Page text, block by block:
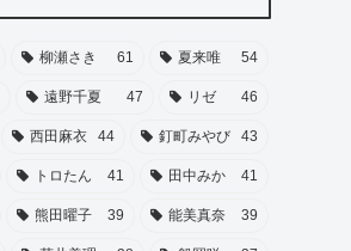
柳瀬さき 61 夏来唯 54
遠野千夏 47 リゼ 46
西田麻衣 44 釘町みやび 43
トロたん 41 田中みか 41
熊田曜子 39 能美真奈 39